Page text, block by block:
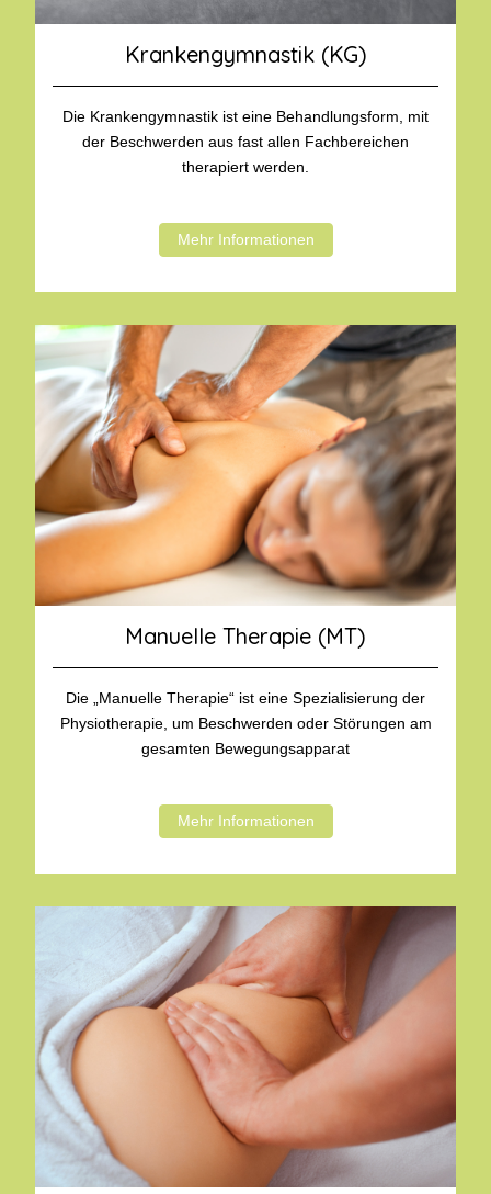
Krankengymnastik (KG)
Die Krankengymnastik ist eine Behandlungsform, mit
der Beschwerden aus fast allen Fachbereichen
therapiert werden.
Mehr Informationen
Manuelle Therapie (MT)
Die „Manuelle Therapie“ ist eine Spezialisierung der
Physiotherapie, um Beschwerden oder Störungen am
gesamten Bewegungsapparat
Mehr Informationen